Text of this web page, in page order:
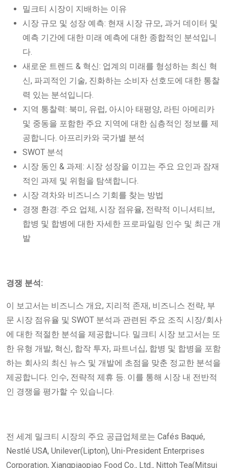
밀크티 시장이 지배하는 이유
시장 규모 및 성장 예측: 현재 시장 규모, 과거 데이터 및
예측 기간에 대한 미래 예측에 대한 종합적인 분석입니
다.
새로운 트렌드 & 혁신: 업계의 미래를 형성하는 최신 혁
신, 파괴적인 기술, 진화하는 소비자 선호도에 대한 통찰
력 있는 분석입니다.
지역 통찰력: 북미, 유럽, 아시아 태평양, 라틴 아메리카
및 중동을 포함한 주요 지역에 대한 심층적인 정보를 제
공합니다. 아프리카와 국가별 분석
SWOT 분석
시장 동인 & 과제: 시장 성장을 이끄는 주요 요인과 잠재
적인 과제 및 위험을 탐색합니다.
시장 격차와 비즈니스 기회를 찾는 방법
경쟁 환경: 주요 업체, 시장 점유율, 전략적 이니셔티브,
합병 및 합병에 대한 자세한 프로파일링 인수 및 최근 개
발
경쟁 분석:
이 보고서는 비즈니스 개요, 지리적 존재, 비즈니스 전략, 부
문 시장 점유율 및 SWOT 분석과 관련된 주요 조직 시장/회사
에 대한 적절한 분석을 제공합니다. 밀크티 시장 보고서는 또
한 유형 개발, 혁신, 합작 투자, 파트너십, 합병 및 합병을 포함
하는 회사의 최신 뉴스 및 개발에 초점을 맞춘 정교한 분석을
제공합니다. 인수, 전략적 제휴 등. 이를 통해 시장 내 전반적
인 경쟁을 평가할 수 있습니다.
전 세계 밀크티 시장의 주요 공급업체로는 Cafés Baqué,
Nestlé USA, Unilever(Lipton), Uni-President Enterprises
Corporation, Xiangpiaopiao Food Co., Ltd., Nittoh Tea(Mitsui